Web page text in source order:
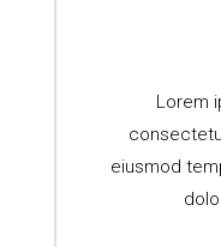
Lorem
eiusmod